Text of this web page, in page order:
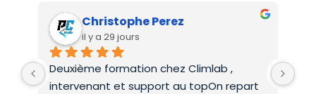
Christophe Perez
il y a 29 jours
Deuxième formation chez Climlab ,
intervenant et support au topOn repart